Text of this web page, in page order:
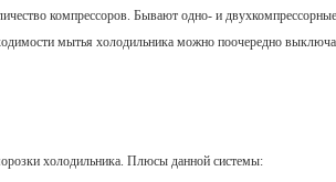
компрессоров. Бывают одно- и
мытья холодильника можно поочередно
холодильника. Плюсы данной системы: